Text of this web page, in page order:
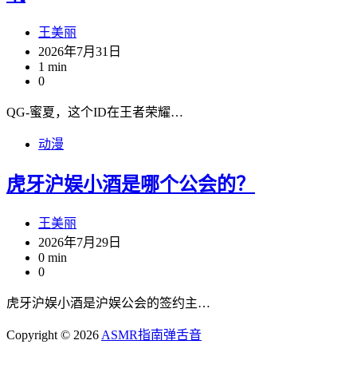
王美丽
2026年7月31日
1 min
0
QG-蜜夏，这个ID在王者荣耀…
动漫
虎牙沪娱小酒是哪个公会的？
王美丽
2026年7月29日
0 min
0
虎牙沪娱小酒是沪娱公会的签约主…
Copyright © 2026 ASMR指南弹舌音